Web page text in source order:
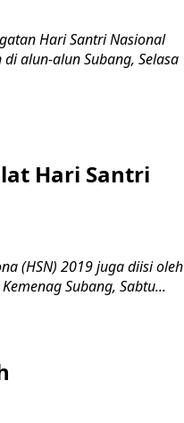
Hari Santri Nasional
alun-alun Subang, Selasa
Hari Santri
(HSN) 2019 juga diisi oleh
Subang, Sabtu...